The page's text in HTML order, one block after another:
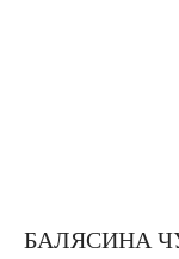
БАЛЯСИНА